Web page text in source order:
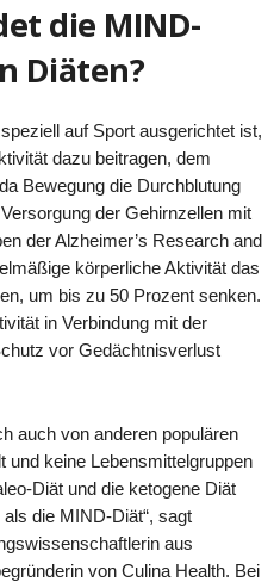
die MIND-
Diäten?
auf Sport ausgerichtet ist,
dazu beitragen, dem
Bewegung die Durchblutung
der Gehirnzellen mit
der Alzheimer’s Research and
körperliche Aktivität das
um bis zu 50 Prozent senken.
in Verbindung mit der
vor Gedächtnisverlust
auch von anderen populären
und keine Lebensmittelgruppen
Diät und die ketogene Diät
die MIND-Diät“, sagt
aus
von Culina Health. Bei